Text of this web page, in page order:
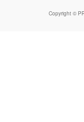
Copyright ©